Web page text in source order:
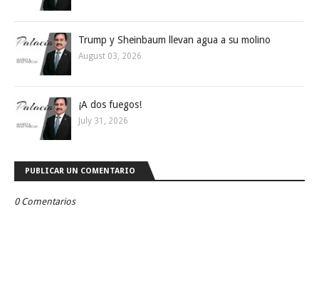
Trump y Sheinbaum llevan agua a su molino
August 03, 2026
¡A dos fuegos!
July 31, 2026
PUBLICAR UN COMENTARIO
0 Comentarios